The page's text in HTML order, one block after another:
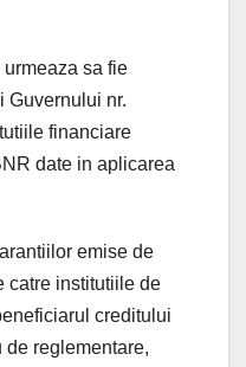
sa fie
Guvernului nr.
financiare
date in aplicarea
emise de
catre institutiile de
creditului
reglementare,